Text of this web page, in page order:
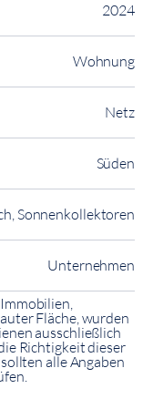
2024
Wohnung
Netz
Süden
Sonnenkollektoren
Unternehmen
Fläche, wurden
ausschließlich
Richtigkeit dieser
alle Angaben